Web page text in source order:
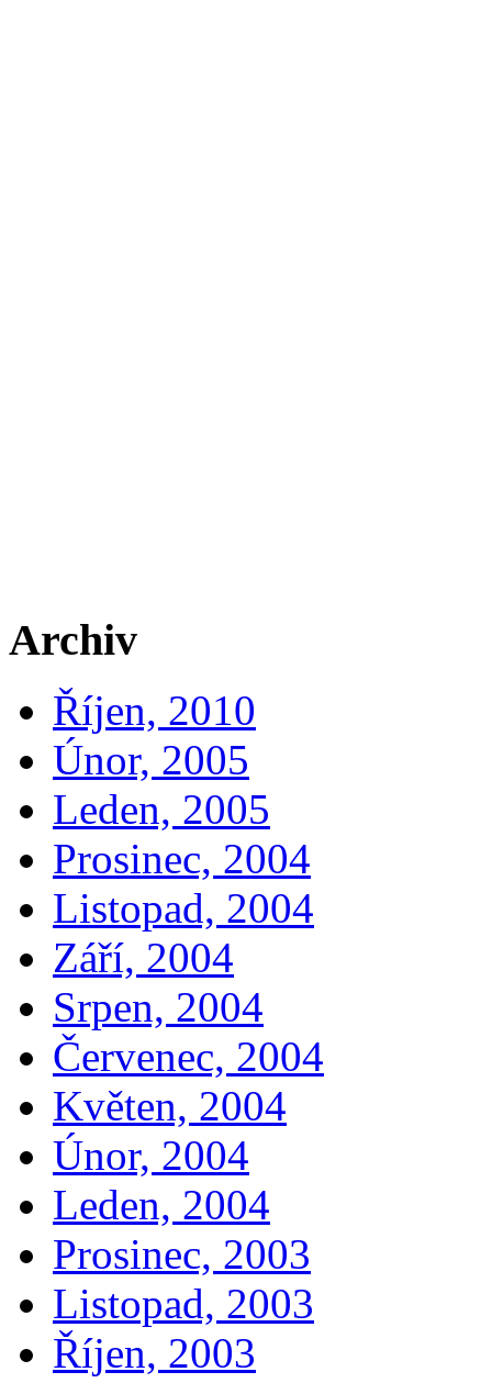
Archiv
Říjen, 2010
Únor, 2005
Leden, 2005
Prosinec, 2004
Listopad, 2004
Září, 2004
Srpen, 2004
Červenec, 2004
Květen, 2004
Únor, 2004
Leden, 2004
Prosinec, 2003
Listopad, 2003
Říjen, 2003